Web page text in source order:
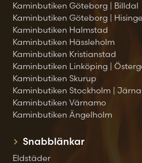
Kaminbutiken Göteborg | Billdal
Kaminbutiken Göteborg |
Kaminbutiken Halmstad
Kaminbutiken Hässleholm
Kaminbutiken Kristianstad
Kaminbutiken Linköping |
Kaminbutiken Skurup
Kaminbutiken Stockholm | Järna
Kaminbutiken Värnamo
Kaminbutiken Ängelholm
Snabblänkar
Eldstäder